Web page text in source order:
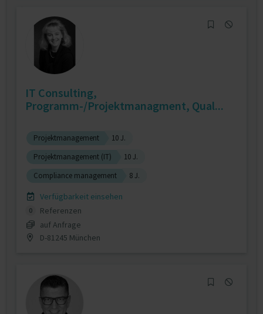
IT Consulting,
Programm-/Projektmanagment, Qual...
Projektmanagement
10 J.
Projektmanagement (IT)
10 J.
Compliance management
8 J.
Verfügbarkeit einsehen
0
Referenzen
auf Anfrage
D-81245 München